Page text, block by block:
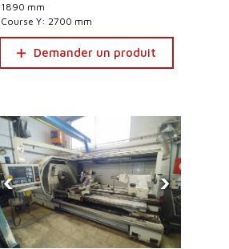
1890 mm
Course Y: 2700 mm
Demander un produit
‹ ›